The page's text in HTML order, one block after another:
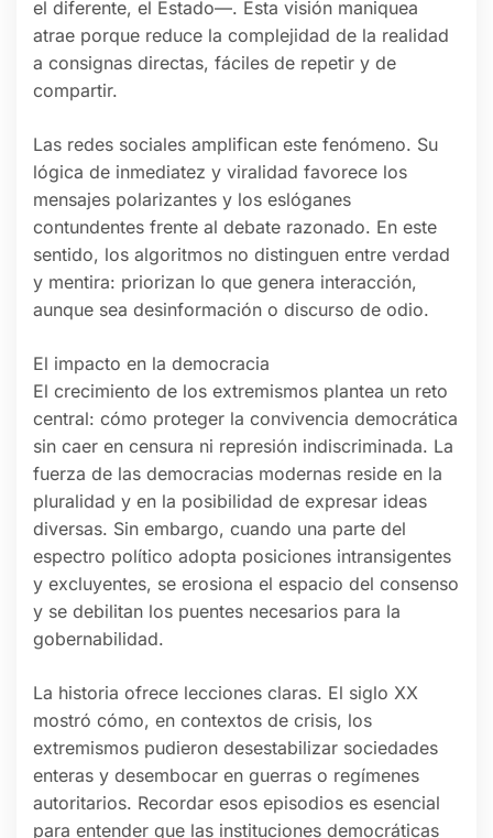
el diferente, el Estado—. Esta visión maniquea
atrae porque reduce la complejidad de la realidad
a consignas directas, fáciles de repetir y de
compartir.
Las redes sociales amplifican este fenómeno. Su
lógica de inmediatez y viralidad favorece los
mensajes polarizantes y los eslóganes
contundentes frente al debate razonado. En este
sentido, los algoritmos no distinguen entre verdad
y mentira: priorizan lo que genera interacción,
aunque sea desinformación o discurso de odio.
El impacto en la democracia
El crecimiento de los extremismos plantea un reto
central: cómo proteger la convivencia democrática
sin caer en censura ni represión indiscriminada. La
fuerza de las democracias modernas reside en la
pluralidad y en la posibilidad de expresar ideas
diversas. Sin embargo, cuando una parte del
espectro político adopta posiciones intransigentes
y excluyentes, se erosiona el espacio del consenso
y se debilitan los puentes necesarios para la
gobernabilidad.
La historia ofrece lecciones claras. El siglo XX
mostró cómo, en contextos de crisis, los
extremismos pudieron desestabilizar sociedades
enteras y desembocar en guerras o regímenes
autoritarios. Recordar esos episodios es esencial
para entender que las instituciones democráticas